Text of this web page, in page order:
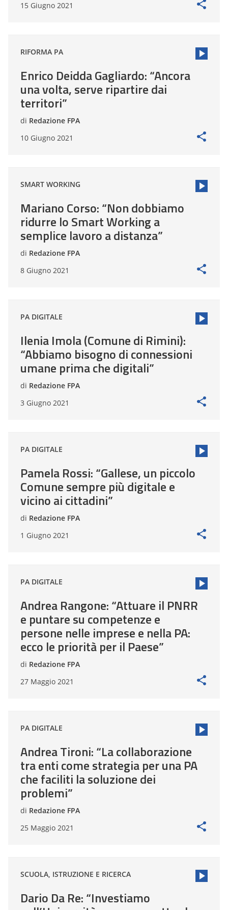
15 Giugno 2021
RIFORMA PA
Enrico Deidda Gagliardo: “Ancora
una volta, serve ripartire dai
territori”
di Redazione FPA
10 Giugno 2021
SMART WORKING
Mariano Corso: “Non dobbiamo
ridurre lo Smart Working a
semplice lavoro a distanza”
di Redazione FPA
8 Giugno 2021
PA DIGITALE
Ilenia Imola (Comune di Rimini):
“Abbiamo bisogno di connessioni
umane prima che digitali”
di Redazione FPA
3 Giugno 2021
PA DIGITALE
Pamela Rossi: “Gallese, un piccolo
Comune sempre più digitale e
vicino ai cittadini”
di Redazione FPA
1 Giugno 2021
PA DIGITALE
Andrea Rangone: “Attuare il PNRR
e puntare su competenze e
persone nelle imprese e nella PA:
ecco le priorità per il Paese”
di Redazione FPA
27 Maggio 2021
PA DIGITALE
Andrea Tironi: “La collaborazione
tra enti come strategia per una PA
che faciliti la soluzione dei
problemi”
di Redazione FPA
25 Maggio 2021
SCUOLA, ISTRUZIONE E RICERCA
Dario Da Re: “Investiamo